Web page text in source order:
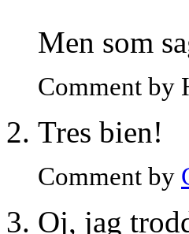
Men som
Comment
Tres bien!
Comment by
Oj, jag